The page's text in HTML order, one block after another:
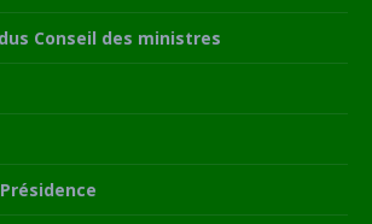
Conseil des ministres